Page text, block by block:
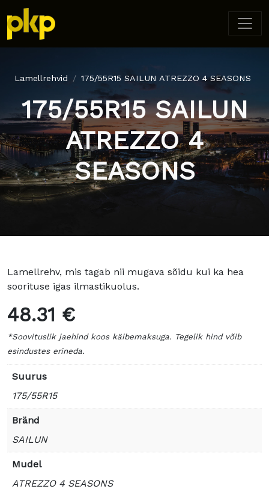
Lamellrehvid 175/55R15 SAILUN ATREZZO 4 SEASONS
175/55R15 SAILUN
ATREZZO 4
SEASONS
Lamellrehv, mis tagab nii mugava sõidu kui ka hea
soorituse igas ilmastikuolus.
48.31 €
*Soovituslik jaehind koos käibemaksuga. Tegelik hind võib
esindustes erineda.
Suurus
175/55R15
Bränd
SAILUN
Mudel
ATREZZO 4 SEASONS